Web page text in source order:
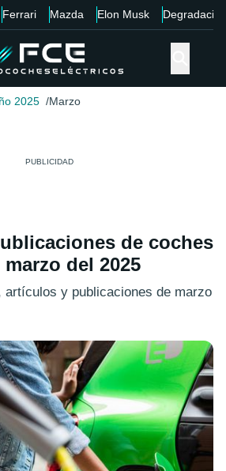
Ferrari Mazda Elon Musk Degradación
2025 Marzo
de coches
del 2025
artículos y publicaciones de marzo